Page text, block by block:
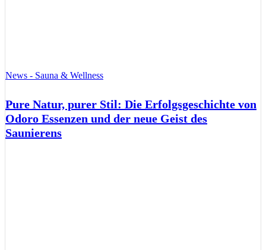
News - Sauna & Wellness
Pure Natur, purer Stil: Die Erfolgsgeschichte von
Odoro Essenzen und der neue Geist des
Saunierens